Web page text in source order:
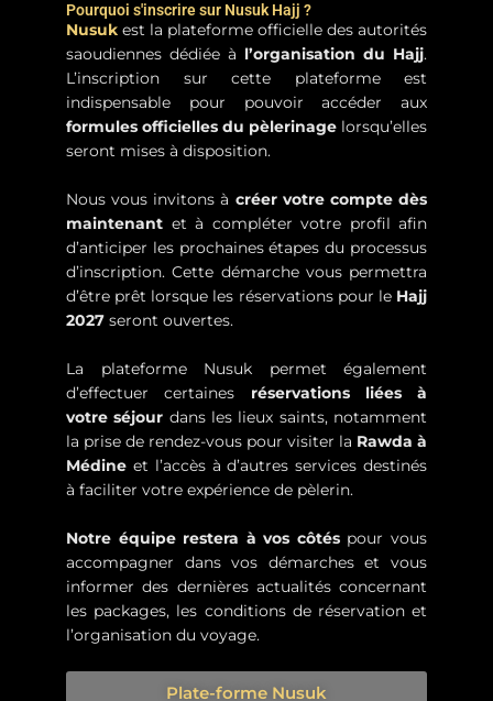
Pourquoi s'inscrire sur Nusuk Hajj ?
Nusuk est la plateforme officielle des autorités
saoudiennes dédiée à l’organisation du Hajj.
L’inscription sur cette plateforme est
indispensable pour pouvoir accéder aux
formules officielles du pèlerinage lorsqu’elles
seront mises à disposition.
Nous vous invitons à créer votre compte dès
maintenant et à compléter votre profil afin
d’anticiper les prochaines étapes du processus
d’inscription. Cette démarche vous permettra
d’être prêt lorsque les réservations pour le Hajj
2027 seront ouvertes.
La plateforme Nusuk permet également
d’effectuer certaines réservations liées à
votre séjour dans les lieux saints, notamment
la prise de rendez-vous pour visiter la Rawda à
Médine et l’accès à d’autres services destinés
à faciliter votre expérience de pèlerin.
Notre équipe restera à vos côtéspour vous
accompagner dans vos démarches et vous
informer des dernières actualités concernant
les packages, les conditions de réservation et
l’organisation du voyage.
Plate-forme Nusuk